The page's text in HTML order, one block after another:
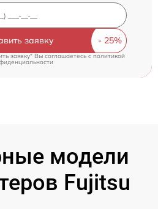
заявку
заявку" Вы соглашаетесь cполитикой
модели
Fujitsu